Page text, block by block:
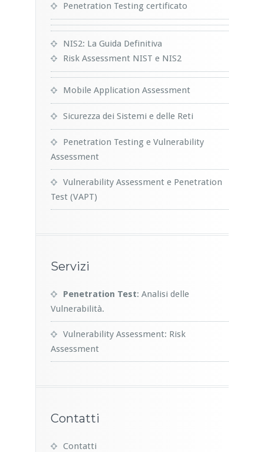
Penetration Testing certificato
NIS2: La Guida Definitiva
Risk Assessment NIST e NIS2
Mobile Application Assessment
Sicurezza dei Sistemi e delle Reti
Penetration Testing e Vulnerability
Assessment
Vulnerability Assessment e Penetration
Test (VAPT)
Servizi
Penetration Test: Analisi delle
Vulnerabilità.
Vulnerability Assessment: Risk
Assessment
Contatti
Contatti